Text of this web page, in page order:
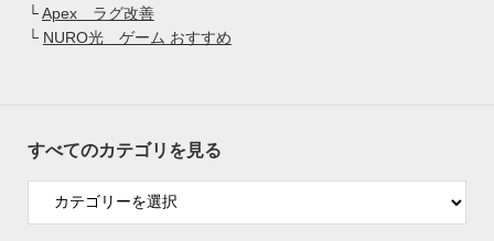
└Apex ラグ改善
└ NURO光 ゲーム おすすめ
すべてのカテゴリを見る